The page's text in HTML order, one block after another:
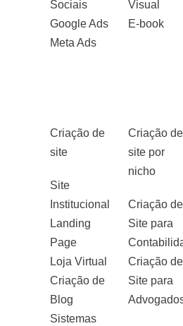
Sociais
Google Ads
Meta Ads
Visual
E-book
Criação de
site
Site
Institucional
Landing
Page
Loja Virtual
Criação de
Blog
Sistemas
Criação de
site por
nicho
Criação de
Site para
Criação de
Site para